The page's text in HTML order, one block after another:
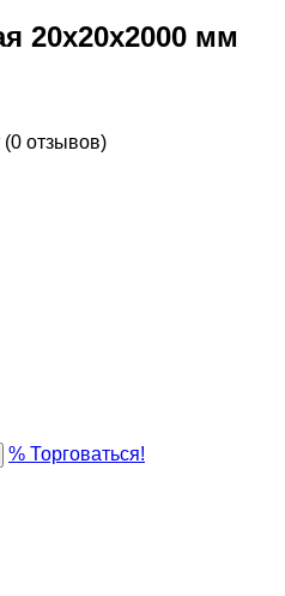
20х20х2000 мм
(0 отзывов)
% Торговаться!